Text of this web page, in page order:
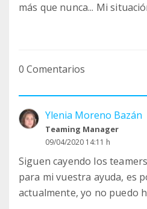
más que nunca... Mi
0 Comentarios
Ylenia Moreno Bazán
Teaming Manager
09/04/2020 14:11 h
Siguen cayendo los
para mi vuestra ayuda, es
actualmente, yo no puedo